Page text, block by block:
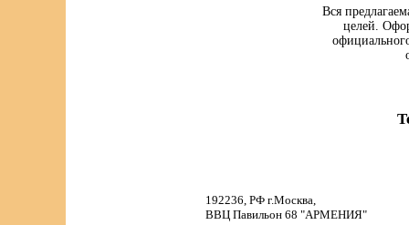
Вся
целей.
192236, РФ г.Москва,
ВВЦ Павильон 68 "АРМЕНИЯ"